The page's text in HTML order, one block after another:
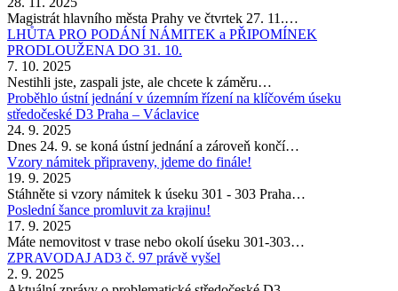
Magistrát hlavního města Prahy ve čtvrtek 27. 11.…
LHŮTA PRO PODÁNÍ NÁMITEK a PŘIPOMÍNEK
PRODLOUŽENA DO 31. 10.
7. 10. 2025
Nestihli jste, zaspali jste, ale chcete k záměru…
Proběhlo ústní jednání v územním řízení na klíčovém úseku
středočeské D3 Praha – Václavice
24. 9. 2025
Dnes 24. 9. se koná ústní jednání a zároveň končí…
Vzory námitek připraveny, jdeme do finále!
19. 9. 2025
Stáhněte si vzory námitek k úseku 301 - 303 Praha…
Poslední šance promluvit za krajinu!
17. 9. 2025
Máte nemovitost v trase nebo okolí úseku 301-303…
ZPRAVODAJ AD3 č. 97 právě vyšel
2. 9. 2025